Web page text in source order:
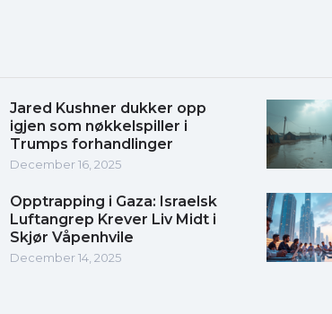
Jared Kushner dukker opp
igjen som nøkkelspiller i
Trumps forhandlinger
December 16, 2025
Opptrapping i Gaza: Israelsk
Luftangrep Krever Liv Midt i
Skjør Våpenhvile
December 14, 2025